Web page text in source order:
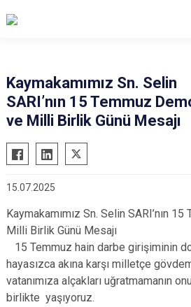
Alucra
Çamoluk
Doğankent
Espiye
Eynesil
Güce
Kaymakamımız Sn. Selin
SARI’nın 15 Temmuz
ve Milli Birlik Günü Mesajı
15.07.2025
Kaymakamımız Sn. Selin SARI’nın
Milli Birlik Günü Mesajı
15 Temmuz hain darbe girişiminin
hayasızca akına karşı milletçe
vatanımıza alçakları uğratmamanın
birlikte yaşıyoruz.